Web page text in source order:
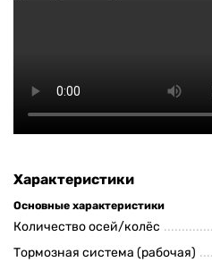
Характеристики
Основные характеристики
Количество осей/колёс
Тормозная система (рабочая)